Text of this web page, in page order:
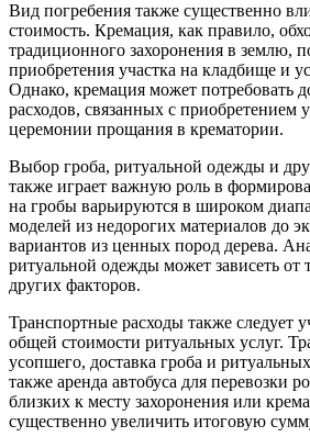
Вид погребения также существенно
стоимость. Кремация, как правило,
традиционного захоронения в землю,
приобретения участка на кладбище и
Однако, кремация может потребовать
расходов, связанных с приобретением
церемонии прощания в крематории.
Выбор гроба, ритуальной одежды и
также играет важную роль в
на гробы варьируются в широком
моделей из недорогих материалов до
вариантов из ценных пород дерева.
ритуальной одежды может зависеть от
других факторов.
Транспортные расходы также следует
общей стоимости ритуальных услуг.
усопшего, доставка гроба и
также аренда автобуса для перевозки
близких к месту захоронения или
существенно увеличить итоговую